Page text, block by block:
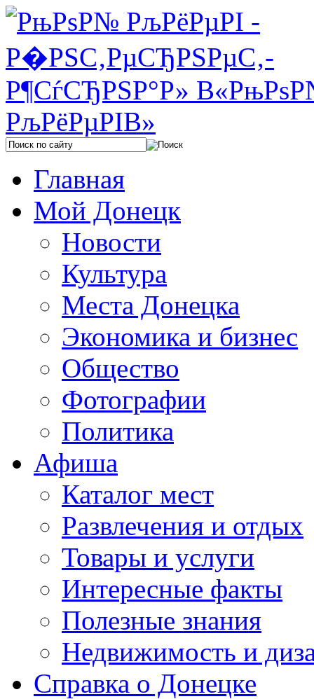
Главная
Мой Донецк
Новости
Культура
Места Донецка
Экономика и бизнес
Общество
Фотографии
Политика
Афиша
Каталог мест
Развлечения и отдых
Товары и услуги
Интересные факты
Полезные знания
Недвижимость и
Справка о Донецке